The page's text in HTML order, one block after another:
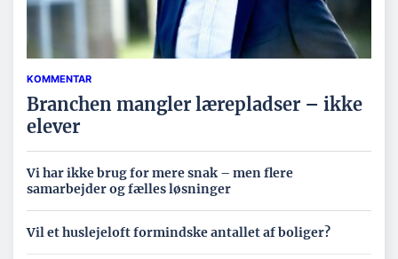
KOMMENTAR
Branchen mangler lærepladser – ikke
elever
Vi har ikke brug for mere snak – men flere
samarbejder og fælles løsninger
Vil et huslejeloft formindske antallet af boliger?